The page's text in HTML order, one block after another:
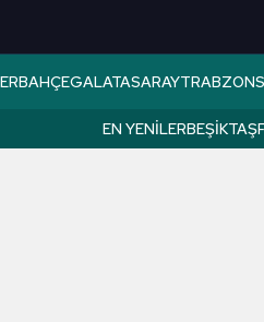
GALATASARAY
EN YENILERBEŞIKTAŞ